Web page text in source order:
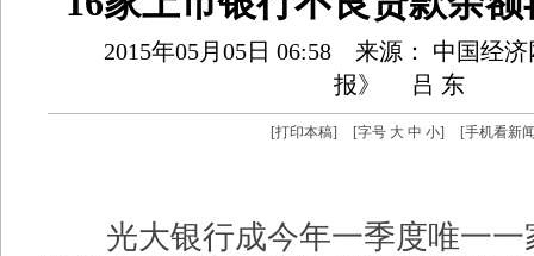
2015年05月05日 06:58
来源： 中国经
报》
吕 东
[打印本稿] [字号 大 中 小] [手机看新
光大银行成今年一季度唯一一